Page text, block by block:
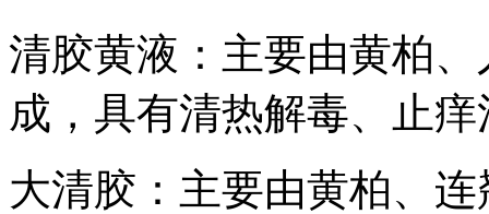
清胶黄液：主要由黄柏
成，具有清热解毒、止
大清胶：主要由黄柏、